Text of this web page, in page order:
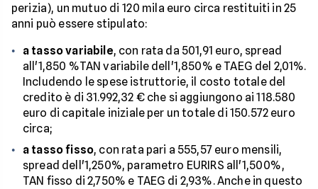
perizia), un mutuo di 120 mila euro circa restituiti in 25
anni può essere stipulato:
a tasso variabile, con rata da 501,91 euro, spread
all'1,850 %TAN variabile dell'1,850% e TAEG del 2,01%.
Includendo le spese istruttorie, il costo totale del
credito è di 31.992,32 € che si aggiungono ai 118.580
euro di capitale iniziale per un totale di 150.572 euro
circa;
a tasso fisso, con rata pari a 555,57 euro mensili,
spread dell'1,250%, parametro EURIRS all'1,500%,
TAN fisso di 2,750% e TAEG di 2,93%. Anche in questo